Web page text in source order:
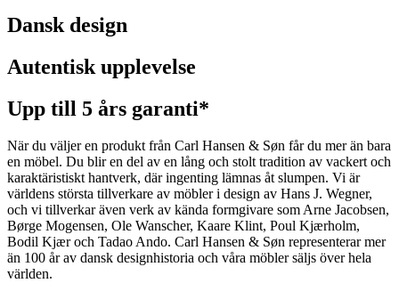
Dansk design
Autentisk upplevelse
Upp till 5 års garanti*
När du väljer en produkt från Carl Hansen & Søn får du mer än bara
en möbel. Du blir en del av en lång och stolt tradition av vackert och
karaktäristiskt hantverk, där ingenting lämnas åt slumpen. Vi är
världens största tillverkare av möbler i design av Hans J. Wegner,
och vi tillverkar även verk av kända formgivare som Arne Jacobsen,
Børge Mogensen, Ole Wanscher, Kaare Klint, Poul Kjærholm,
Bodil Kjær och Tadao Ando. Carl Hansen & Søn representerar mer
än 100 år av dansk designhistoria och våra möbler säljs över hela
världen.